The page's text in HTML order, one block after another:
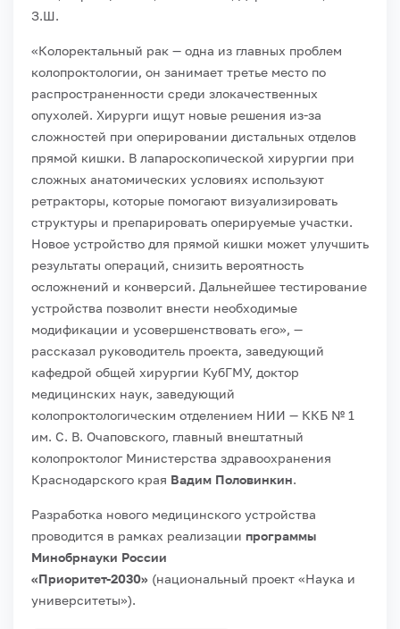
З.Ш.
«Колоректальный рак — одна из главных проблем
колопроктологии, он занимает третье место по
распространенности среди злокачественных
опухолей. Хирурги ищут новые решения из-за
сложностей при оперировании дистальных отделов
прямой кишки. В лапароскопической хирургии при
сложных анатомических условиях используют
ретракторы, которые помогают визуализировать
структуры и препарировать оперируемые участки.
Новое устройство для прямой кишки может улучшить
результаты операций, снизить вероятность
осложнений и конверсий. Дальнейшее тестирование
устройства позволит внести необходимые
модификации и усовершенствовать его», —
рассказал руководитель проекта, заведующий
кафедрой общей хирургии КубГМУ, доктор
медицинских наук, заведующий
колопроктологическим отделением НИИ — ККБ № 1
им. С. В. Очаповского, главный внештатный
колопроктолог Министерства здравоохранения
Краснодарского края Вадим Половинкин.
Разработка нового медицинского устройства
проводится в рамках реализации программы
Минобрнауки России
«Приоритет-2030» (национальный проект «Наука и
университеты»).